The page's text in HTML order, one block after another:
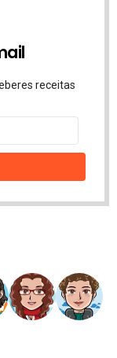
receitas